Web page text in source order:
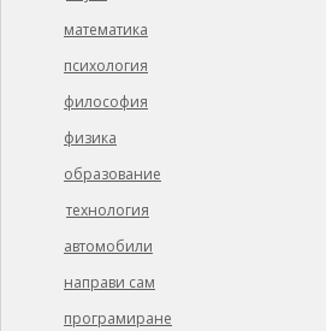
математика
психология
философия
физика
образование
технология
автомобили
направи сам
програмиране